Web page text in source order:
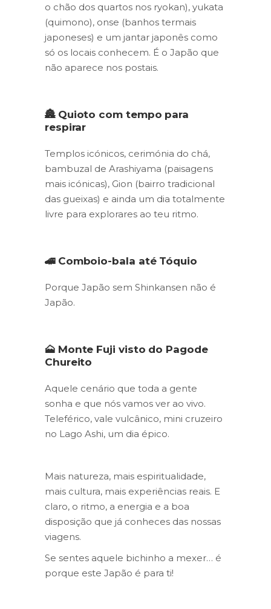
o chão dos quartos nos ryokan), yukata
(quimono), onse (banhos termais
japoneses) e um jantar japonês como
só os locais conhecem. É o Japão que
não aparece nos postais.
🏯 Quioto com tempo para
respirar
Templos icónicos, cerimónia do chá,
bambuzal de Arashiyama (paisagens
mais icónicas), Gion (bairro tradicional
das gueixas) e ainda um dia totalmente
livre para explorares ao teu ritmo.
🚄 Comboio-bala até Tóquio
Porque Japão sem Shinkansen não é
Japão.
🗻 Monte Fuji visto do Pagode
Chureito
Aquele cenário que toda a gente
sonha e que nós vamos ver ao vivo.
Teleférico, vale vulcânico, mini cruzeiro
no Lago Ashi, um dia épico.
Mais natureza, mais espiritualidade,
mais cultura, mais experiências reais. E
claro, o ritmo, a energia e a boa
disposição que já conheces das nossas
viagens.
Se sentes aquele bichinho a mexer… é
porque este Japão é para ti!